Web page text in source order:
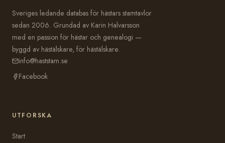
Sveriges ledande databas för hästars stamtavlor
sedan 2006. Grundad av Karin Halvarsson
med en passion för hästar och genealogi —
byggd av hästälskare, för hästälskare.
info@haststam.se
Facebook
UTFORSKA
Start